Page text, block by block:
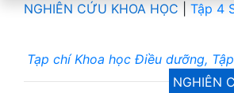
NGHIÊN CỨU KHOA HỌC Tập 4
Tạp chí Khoa học Điều dưỡng,
NGHIÊN